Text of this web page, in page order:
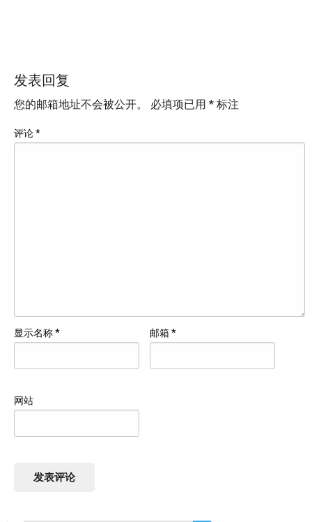
发表回复
您的邮箱地址不会被公开。 必填项已用 * 标注
评论*
显示名称* 邮箱*
网站